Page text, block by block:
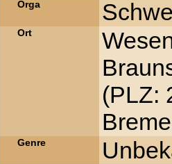
Orga
Ort
(PLZ:
Genre